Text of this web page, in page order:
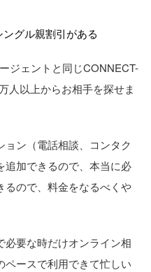
グル親割引がある
ジェントと同じCONNECT-
人以上からお相手を探せま
ン（電話相談、コンタク
追加できるので、本当に必
るので、料金をなるべくや
要な時だけオンライン相
ースで利用できて忙しい